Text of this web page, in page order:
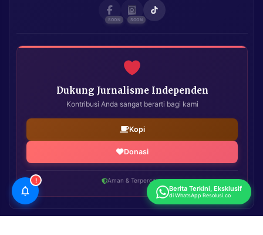
Dukung Jurnalisme Independen
Kontribusi Anda sangat berarti bagi kami
Kopi
Donasi
Aman & Terpercaya
!
Berita Terkini, Eksklusif
di WhatsApp Resolusi.co